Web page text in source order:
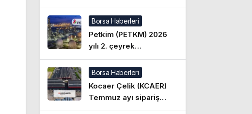
çeyrek bilançosu
beklentiyi karşıladı mı?
Borsa Haberleri
Petkim (PETKM) 2026
yılı 2. çeyrek
bilançosunu açıkladı!
İşte detaylar
Borsa Haberleri
Kocaer Çelik (KCAER)
Temmuz ayı sipariş
rakamlarını açıkladı